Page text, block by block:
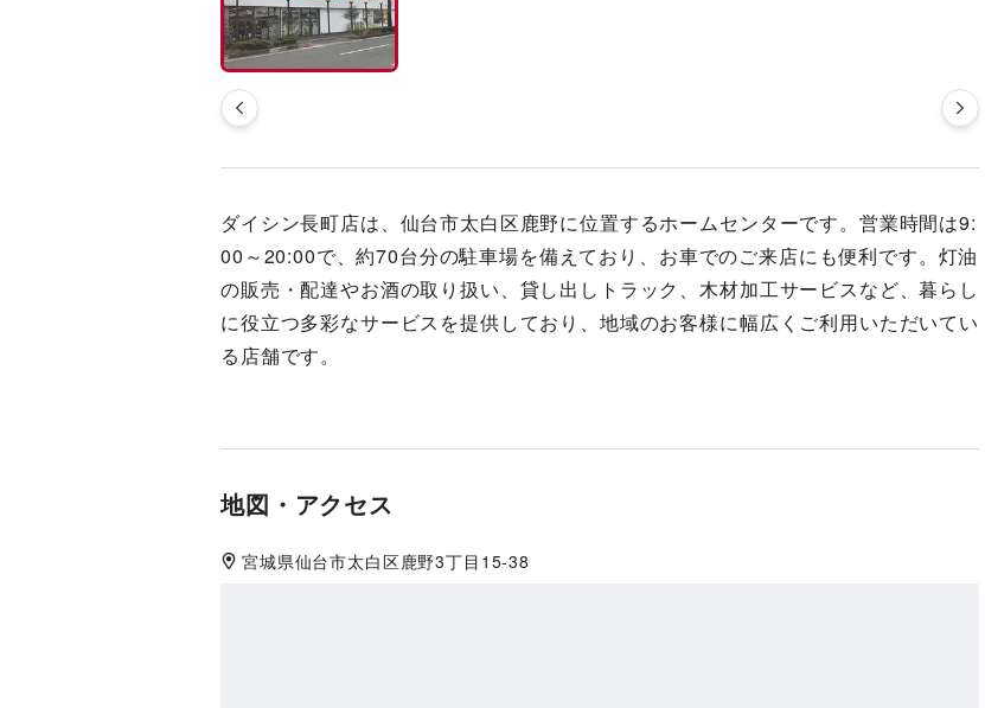
ダイシン長町店は、仙台市太白区鹿野に位置するホームセンターです。営業時間は9:
00～20:00で、約70台分の駐車場を備えており、お車でのご来店にも便利です。灯油
の販売・配達やお酒の取り扱い、貸し出しトラック、木材加工サービスなど、暮らし
に役立つ多彩なサービスを提供しており、地域のお客様に幅広くご利用いただいてい
る店舗です。
地図・アクセス
宮城県仙台市太白区鹿野3丁目15-38